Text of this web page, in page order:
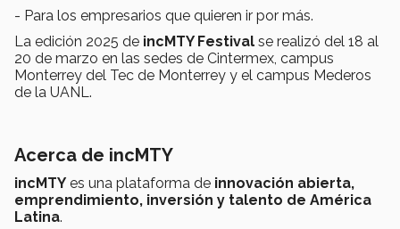
- Para los empresarios que quieren ir por más.
La edición 2025 de incMTY Festival se realizó del 18 al
20 de marzo en las sedes de Cintermex, campus
Monterrey del Tec de Monterrey y el campus Mederos
de la UANL.
Acerca de incMTY
incMTY es una plataforma de innovación abierta,
emprendimiento, inversión y talento de América
Latina.